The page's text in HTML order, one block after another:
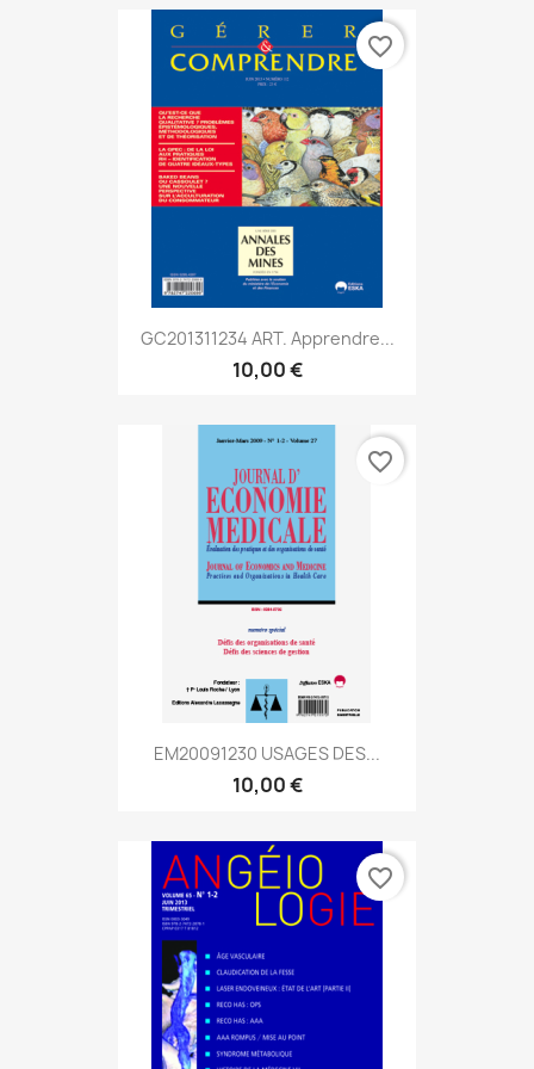
GC201311234 ART. Apprendre...
10,00 €
favorite_border
EM20091230 USAGES DES...
10,00 €
favorite_border
favorite_border